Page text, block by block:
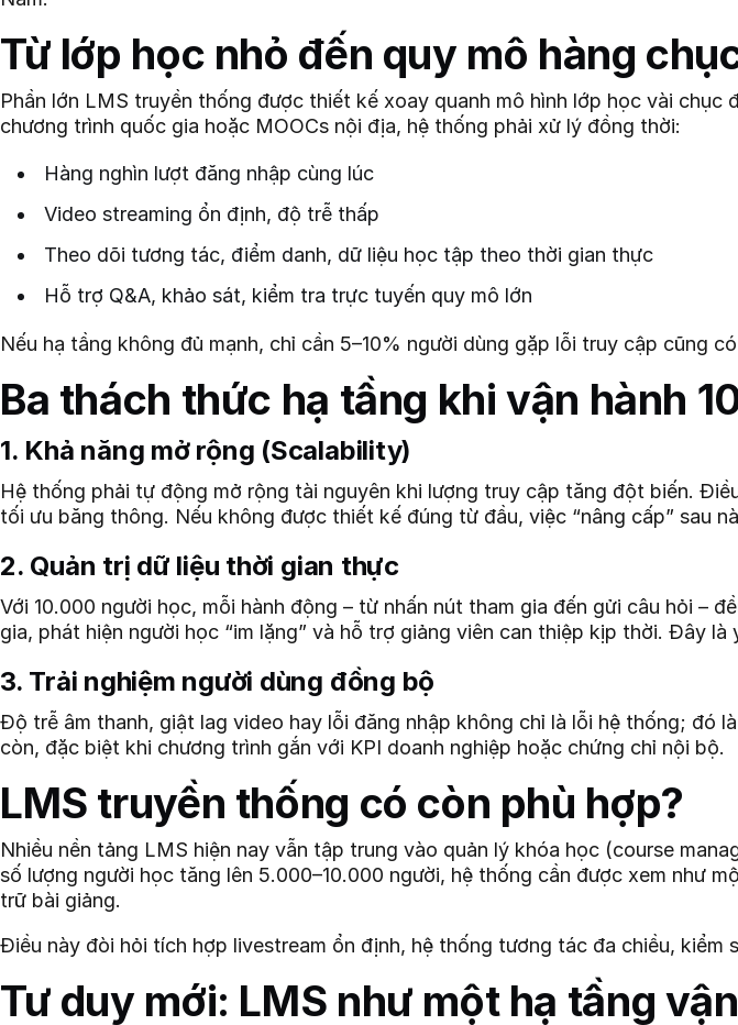
Từ lớp học nhỏ đến quy mô hàng
Phần lớn LMS truyền thống được thiết kế xoay quanh mô hình lớp học vài
chương trình quốc gia hoặc MOOCs nội địa, hệ thống phải xử lý đồng thời:
Hàng nghìn lượt đăng nhập cùng lúc
Video streaming ổn định, độ trễ thấp
Theo dõi tương tác, điểm danh, dữ liệu học tập theo thời gian thực
Hỗ trợ Q&A, khảo sát, kiểm tra trực tuyến quy mô lớn
Nếu hạ tầng không đủ mạnh, chỉ cần 5–10% người dùng gặp lỗi truy cập cũng
Ba thách thức hạ tầng khi vận hành
1. Khả năng mở rộng (Scalability)
Hệ thống phải tự động mở rộng tài nguyên khi lượng truy cập tăng đột biến.
tối ưu băng thông. Nếu không được thiết kế đúng từ đầu, việc “nâng cấp” sau
2. Quản trị dữ liệu thời gian thực
Với 10.000 người học, mỗi hành động – từ nhấn nút tham gia đến gửi câu hỏi –
gia, phát hiện người học “im lặng” và hỗ trợ giảng viên can thiệp kịp thời. Đây
3. Trải nghiệm người dùng đồng bộ
Độ trễ âm thanh, giật lag video hay lỗi đăng nhập không chỉ là lỗi hệ thống; đó
còn, đặc biệt khi chương trình gắn với KPI doanh nghiệp hoặc chứng chỉ nội bộ.
LMS truyền thống có còn phù hợp?
Nhiều nền tảng LMS hiện nay vẫn tập trung vào quản lý khóa học (course
số lượng người học tăng lên 5.000–10.000 người, hệ thống cần được xem như
trữ bài giảng.
Điều này đòi hỏi tích hợp livestream ổn định, hệ thống tương tác đa chiều,
Tư duy mới: LMS như một hạ tầng